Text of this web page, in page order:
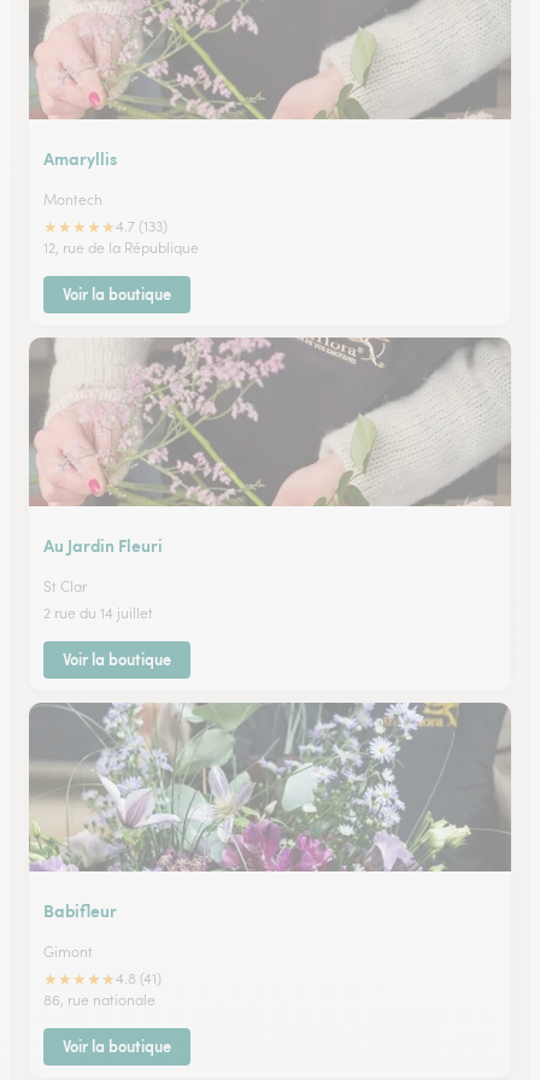
Amaryllis
Montech
★★★★★4.7 (133)
12, rue de la République
Voir la boutique
Au Jardin Fleuri
St Clar
2 rue du 14 juillet
Voir la boutique
Babifleur
Gimont
★★★★★4.8 (41)
86, rue nationale
Voir la boutique